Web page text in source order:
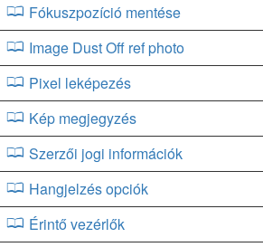
Fókuszpozíció mentése
Image Dust Off ref photo
Pixel leképezés
Kép megjegyzés
Szerzői jogi információk
Hangjelzés opciók
Érintő vezérlők